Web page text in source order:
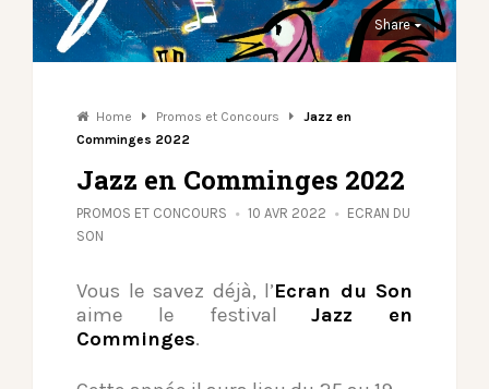
Share
Home Promos et Concours
Jazz en
Comminges 2022
Jazz en Comminges 2022
PROMOS ET CONCOURS 10 AVR 2022
ECRAN DU
SON
Vous le savez déjà, l’Ecran du Son
aime le festivalJazz en
Comminges.